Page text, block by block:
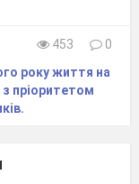
453
0
року життя на
пріоритетом